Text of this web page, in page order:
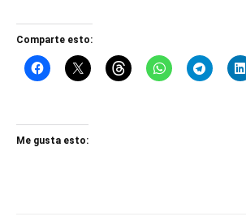
Comparte esto:
Me gusta esto: